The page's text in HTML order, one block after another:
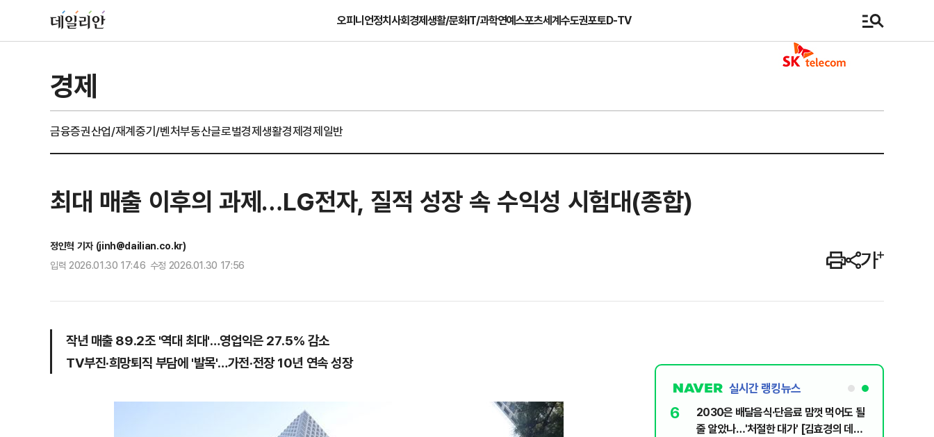
오피니언정치사회경제생활/문화IT/과학연예스포츠세계수도권포토D-TV
경제
금융증권산업/재계중기/벤처부동산글로벌경제생활경제경제일반
최대 매출 이후의 과제…LG전자, 질적 성장 속 수익성 시험대(종합)
정인혁 기자 (jinh@dailian.co.kr)
입력 2026.01.30 17:46 수정 2026.01.30 17:56
작년 매출 89.2조 '역대 최대'…영업익은 27.5% 감소
TV부진·희망퇴직 부담에 '발목'…가전·전장 10년 연속 성장
실시간 랭킹뉴스
"삼성·SK보다 싸게 달라"…애플, 中창신
에 '더 비싸다' 퇴짜
6
2030은 배달음식·단음료 맘껏 먹어도 될
줄 알았나…'처절한 대가' [김효경의 데일